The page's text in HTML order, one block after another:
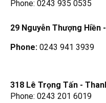
Phone: 0243 935 0535
29 Nguyễn Thượng Hiền
Phone: 0243 941 3939
318 Lê Trọng Tấn -
Phone: 0243 201 6019